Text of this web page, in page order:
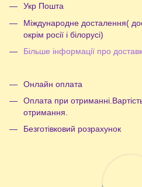
Укр Пошта
Міждународне досталення(
окрім росії і білорусі)
Більше інформації про
Онлайн оплата
Оплата при
отримання.
Безготівковий розрахунок